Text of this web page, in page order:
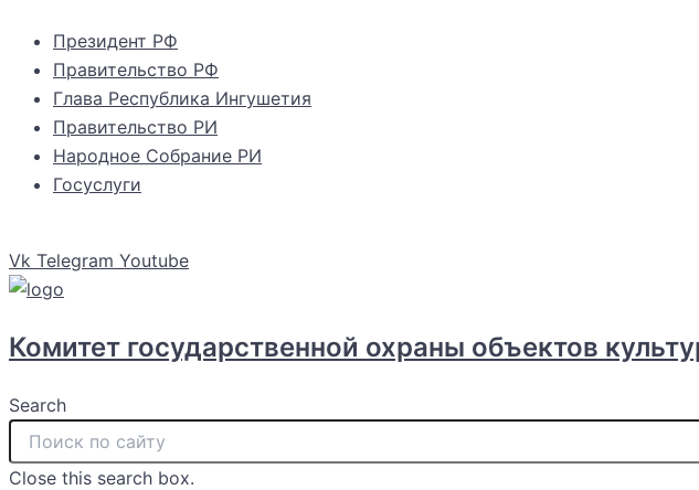
содержимому
Президент РФ
Правительство РФ
Глава Республика Ингушетия
Правительство РИ
Народное Собрание РИ
Госуслуги
Vk Telegram Youtube
Комитет государственной охраны объектов
Search
Close this search box.